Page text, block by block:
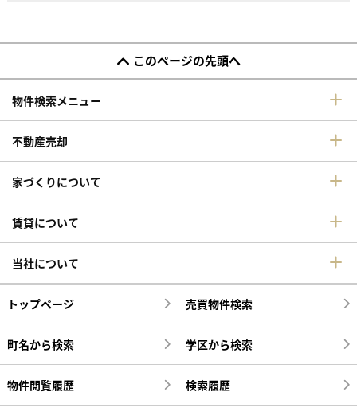
このページの先頭へ
物件検索メニュー
不動産売却
家づくりについて
賃貸について
当社について
トップページ 売買物件検索
町名から検索 学区から検索
物件閲覧履歴 検索履歴